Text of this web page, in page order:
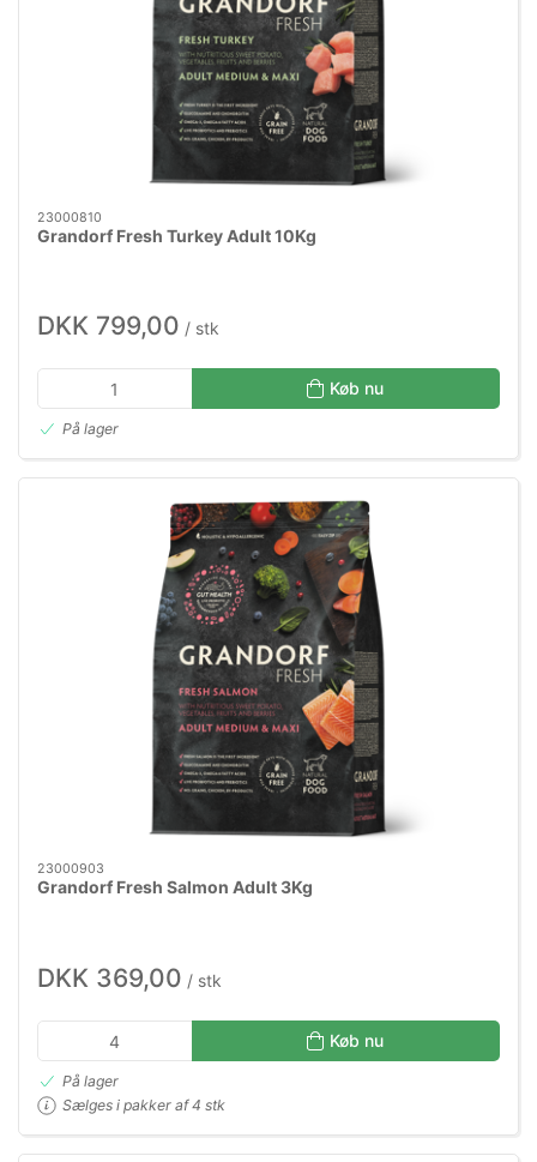
23000810
Grandorf Fresh Turkey Adult 10Kg
DKK 799,00 / stk
Køb nu
På lager
23000903
Grandorf Fresh Salmon Adult 3Kg
DKK 369,00 / stk
Køb nu
På lager
Sælges i pakker af 4 stk